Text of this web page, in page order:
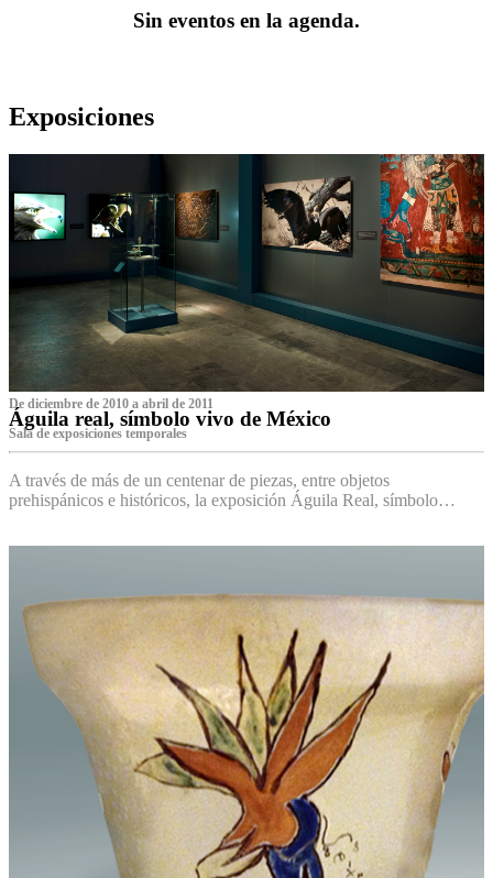
Sin eventos en la agenda.
Exposiciones
De diciembre de 2010 a abril de 2011
Águila real, símbolo vivo de México
Sala de exposiciones temporales
A través de más de un centenar de piezas, entre objetos
prehispánicos e históricos, la exposición Águila Real, símbolo…